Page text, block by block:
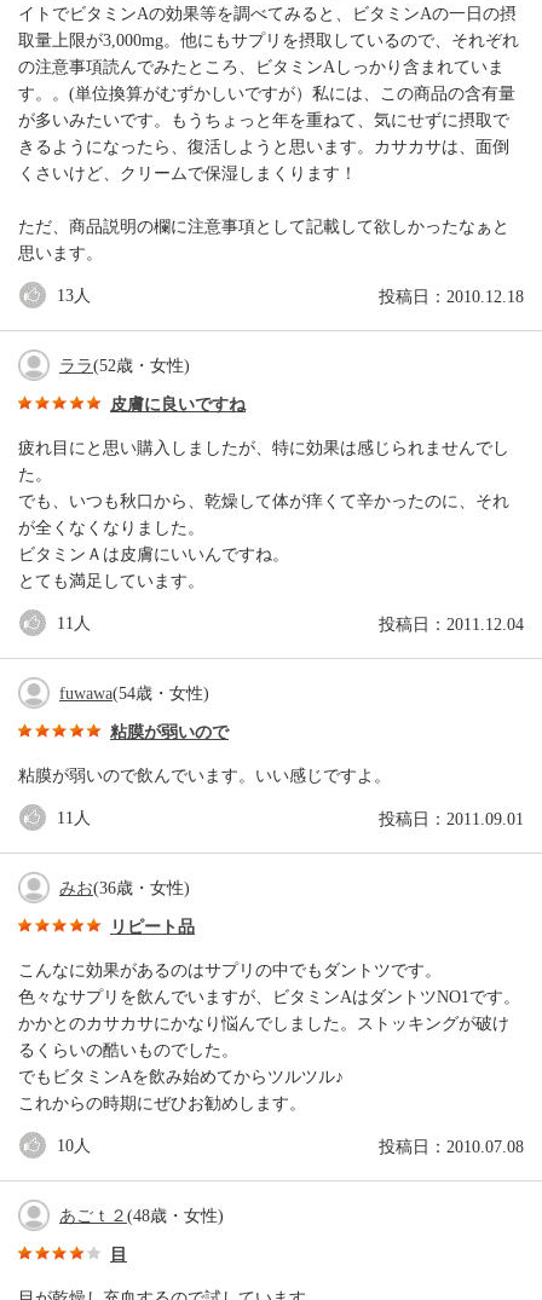
イトでビタミンAの効果等を調べてみると、ビタミンAの一日の摂
取量上限が3,000mg。他にもサプリを摂取しているので、それぞれ
の注意事項読んでみたところ、ビタミンAしっかり含まれていま
す。。(単位換算がむずかしいですが）私には、この商品の含有量
が多いみたいです。もうちょっと年を重ねて、気にせずに摂取で
きるようになったら、復活しようと思います。カサカサは、面倒
くさいけど、クリームで保湿しまくります！
ただ、商品説明の欄に注意事項として記載して欲しかったなぁと
思います。
投稿日：2010.12.18
13人
ララ(52歳・女性)
皮膚に良いですね
疲れ目にと思い購入しましたが、特に効果は感じられませんでし
た。
でも、いつも秋口から、乾燥して体が痒くて辛かったのに、それ
が全くなくなりました。
ビタミンＡは皮膚にいいんですね。
とても満足しています。
投稿日：2011.12.04
11 人
fuwawa(54歳・女性)
粘膜が弱いので
粘膜が弱いので飲んでいます。いい感じですよ。
投稿日：2011.09.01
11 人
みお(36歳・女性)
リピート品
こんなに効果があるのはサプリの中でもダントツです。
色々なサプリを飲んでいますが、ビタミンAはダントツNO1です。
かかとのカサカサにかなり悩んでしました。ストッキングが破け
るくらいの酷いものでした。
でもビタミンAを飲み始めてからツルツル♪
これからの時期にぜひお勧めします。
投稿日：2010.07.08
10人
あごｔ２ (48歳・女性)
目